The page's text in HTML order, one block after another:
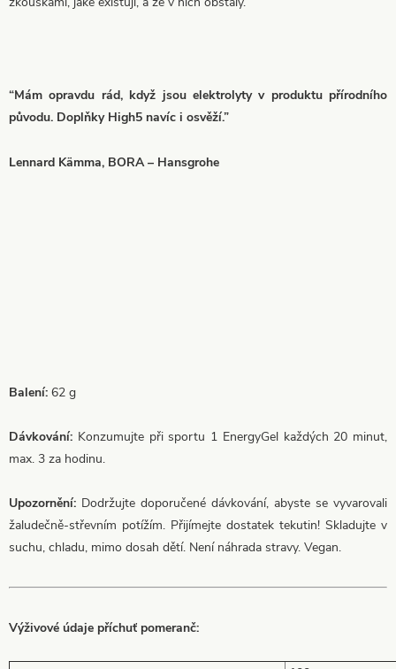
“Mám opravdu rád, když jsou elektrolyty v produktu přírodního
původu. Doplňky High5 navíc i osvěží.”
Lennard Kämma, BORA – Hansgrohe
Balení: 62 g
Dávkování: Konzumujte při sportu 1 EnergyGel každých 20 minut,
max. 3 za hodinu.
Upozornění: Dodržujte doporučené dávkování, abyste se vyvarovali
žaludečně-střevním potížím. Přijímejte dostatek tekutin! Skladujte v
suchu, chladu, mimo dosah dětí. Není náhrada stravy. Vegan.
Výživové údaje příchuť pomeranč: